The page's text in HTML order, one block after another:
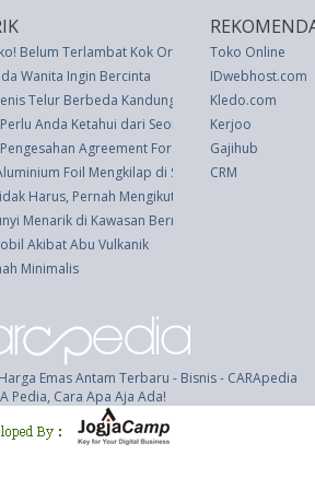
Belum Terlambat Kok Orang Dewasa Belajar
Wanita Ingin Bercinta
Telur Berbeda Kandungan Proteinnya
Anda Ketahui dari Seorang Ahli Rias Wajah
Agreement For The Implementation
Foil Mengkilap di Satu Sisi
Harus, Pernah Mengikuti Teman Saat
Menarik di Kawasan Bermuda
Akibat Abu Vulkanik
Minimalis
Toko Online
IDwebhost.com
Kledo.com
Kerjoo
Gajihub
CRM
Emas Antam Terbaru - Bisnis - CARApedia
Pedia, Cara Apa Aja Ada!